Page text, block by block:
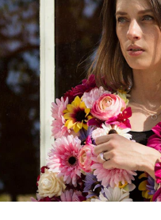
Hushåll
Ekonomi
Mat & Dryck
& Antikt
DIY - Gör Det Själv